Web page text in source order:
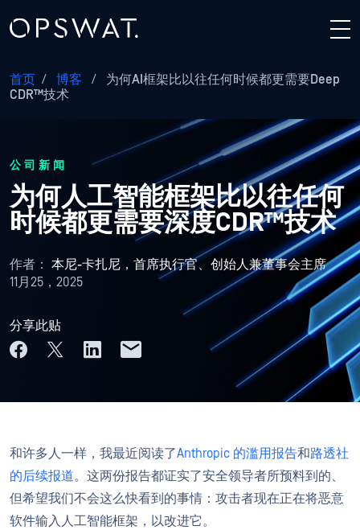
首页 / 博客 /
为何AI框架比以往任何时候都更需要Deep
CDR™技术
公司新闻
为何人工智能框架比以往任何
时候都更需要深度CDR™技术
作者： 本尼-卡扎尼，首席执行官、创始人兼董事会主席
11月25，2025
分享此贴
和许多人一样，我最近阅读了Anthropic 的滥用报告和路透社
的后续报道。这两份报告都证实了安全领导者所预料到的、
但希望我们不会这么快看到的事情：攻击者现在正在将恶意
软件输入人工智能框架，以改进它。